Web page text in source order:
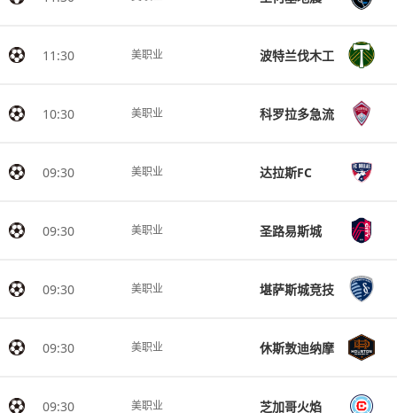
11:30 美职业 波特兰伐木工
10:30 美职业 科罗拉多急流
09:30 美职业 达拉斯FC
09:30 美职业 圣路易斯城
09:30 美职业 堪萨斯城竞技
09:30 美职业 休斯敦迪纳摩
09:30 美职业 芝加哥火焰